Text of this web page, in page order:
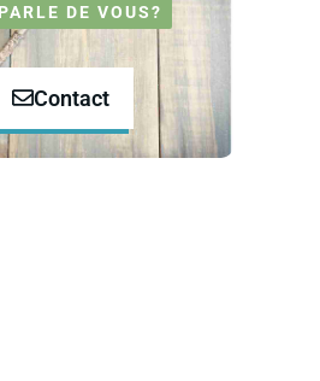
DE VOUS?
Contact